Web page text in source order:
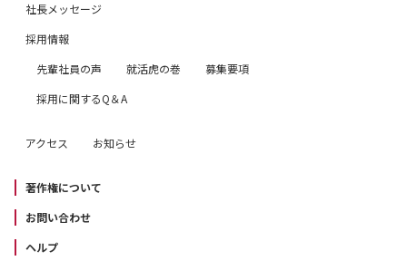
社長メッセージ
採用情報
先輩社員の声
就活虎の巻
募集要項
採用に関するQ＆A
アクセス お知らせ
著作権について
お問い合わせ
ヘルプ